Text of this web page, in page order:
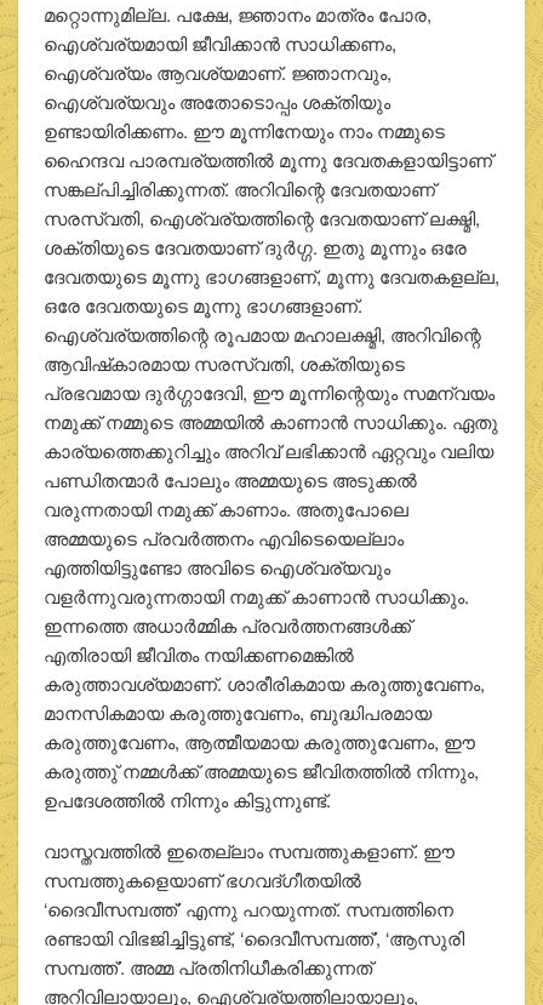
മറ്റൊന്നുമില്ല. പക്ഷേ, ജ്ഞാനം മാത്രം പോര,
ഐശ്വര്യമായി ജീവിക്കാന്‍ സാധിക്കണം,
ഐശ്വര്യം ആവശ്യമാണ്. ജ്ഞാനവും,
ഐശ്വര്യവും അതോടൊപ്പം ശക്തിയും
ഉണ്ടായിരിക്കണം. ഈ മൂന്നിനേയും നാം നമ്മുടെ
ഹൈന്ദവ പാരമ്പര്യത്തില്‍ മൂന്നു ദേവതകളായിട്ടാണ്
സങ്കല്പിച്ചിരിക്കുന്നത്. അറിവിന്റെ ദേവതയാണ്
സരസ്വതി, ഐശ്വര്യത്തിന്റെ ദേവതയാണ് ലക്ഷ്മി,
ശക്തിയുടെ ദേവതയാണ് ദുര്‍ഗ്ഗ. ഇതു മൂന്നും ഒരേ
ദേവതയുടെ മൂന്നു ഭാഗങ്ങളാണ്, മൂന്നു ദേവതകളല്ല,
ഒരേ ദേവതയുടെ മൂന്നു ഭാഗങ്ങളാണ്.
ഐശ്വര്യത്തിന്റെ രൂപമായ മഹാലക്ഷ്മി, അറിവിന്റെ
ആവിഷ്‌കാരമായ സരസ്വതി, ശക്തിയുടെ
പ്രഭവമായ ദുര്‍ഗ്ഗാദേവി, ഈ മൂന്നിന്റെയും സമന്വയം
നമുക്ക് നമ്മുടെ അമ്മയില്‍ കാണാന്‍ സാധിക്കും. ഏതു
കാര്യത്തെക്കുറിച്ചും അറിവ് ലഭിക്കാന്‍ ഏറ്റവും വലിയ
പണ്ഡിതന്മാര്‍ പോലും അമ്മയുടെ അടുക്കല്‍
വരുന്നതായി നമുക്ക് കാണാം. അതുപോലെ
അമ്മയുടെ പ്രവര്‍ത്തനം എവിടെയെല്ലാം
എത്തിയിട്ടുണ്ടോ അവിടെ ഐശ്വര്യവും
വളര്‍ന്നുവരുന്നതായി നമുക്ക് കാണാന്‍ സാധിക്കും.
ഇന്നത്തെ അധാര്‍മ്മിക പ്രവര്‍ത്തനങ്ങള്‍ക്ക്
എതിരായി ജീവിതം നയിക്കണമെങ്കില്‍
കരുത്താവശ്യമാണ്. ശാരീരികമായ കരുത്തുവേണം,
മാനസികമായ കരുത്തുവേണം, ബുദ്ധിപരമായ
കരുത്തുവേണം, ആത്മീയമായ കരുത്തുവേണം, ഈ
കരുത്തു് നമ്മള്‍ക്ക് അമ്മയുടെ ജീവിതത്തില്‍ നിന്നും,
ഉപദേശത്തില്‍ നിന്നും കിട്ടുന്നുണ്ട്.
വാസ്തവത്തില്‍ ഇതെല്ലാം സമ്പത്തുകളാണ്. ഈ
സമ്പത്തുകളെയാണ് ഭഗവദ്ഗീതയില്‍
‘ദൈവീസമ്പത്ത്’ എന്നു പറയുന്നത്. സമ്പത്തിനെ
രണ്ടായി വിഭജിച്ചിട്ടുണ്ട്, ‘ദൈവീസമ്പത്ത്’, ‘ആസുരി
സമ്പത്ത്’. അമ്മ പ്രതിനിധീകരിക്കുന്നത്
അറിവിലായാലും, ഐശ്വര്യത്തിലായാലും,